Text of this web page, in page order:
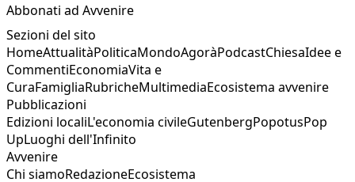
Abbonati ad Avvenire
Sezioni del sito
HomeAttualitàPoliticaMondoAgoràPodcastChiesaIdee e
CommentiEconomiaVita e
CuraFamigliaRubricheMultimediaEcosistema avvenire
Pubblicazioni
Edizioni localiL'economia civileGutenbergPopotusPop
UpLuoghi dell'Infinito
Avvenire
Chi siamoRedazioneEcosistema